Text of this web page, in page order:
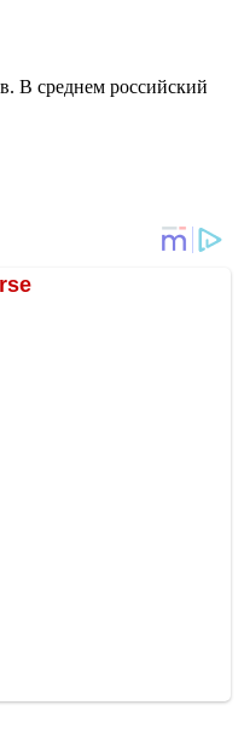
В среднем российский